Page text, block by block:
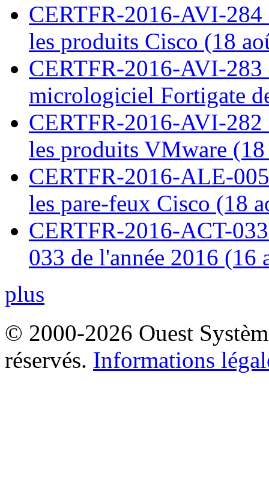
CERTFR-2016-AVI-
les produits Cisco (18
CERTFR-2016-AVI-
micrologiciel Fortigate
CERTFR-2016-AVI-
les produits VMware
CERTFR-2016-ALE-
les pare-feux Cisco (18
CERTFR-2016-ACT-
033 de l'année 2016 (16
plus
© 2000-2026 Ouest
réservés. Informations